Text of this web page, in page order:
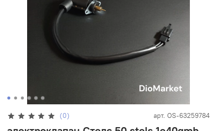
(0) арт. OS-63259784